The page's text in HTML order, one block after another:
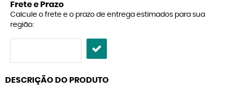
Frete e Prazo
Calcule o frete e o prazo de entrega estimados para sua
região:
DESCRIÇÃO DO PRODUTO